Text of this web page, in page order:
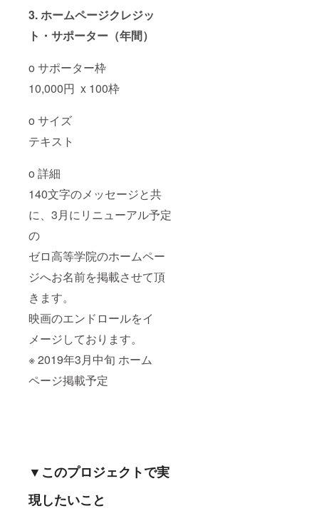
3. ホームページクレジッ
ト・サポーター（年間）
o サポーター枠
10,000円 x 100枠
o サイズ
テキスト
o 詳細
140文字のメッセージと共
に、3月にリニューアル予定
の
ゼロ高等学院のホームペー
ジへお名前を掲載させて頂
きます。
映画のエンドロールをイ
メージしております。
※ 2019年3月中旬 ホーム
ページ掲載予定
▼このプロジェクトで実
現したいこと